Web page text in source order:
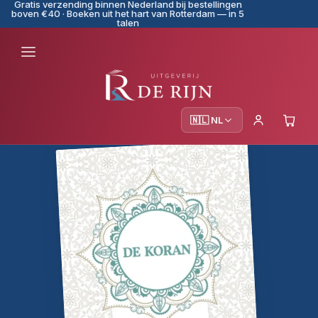
Gratis verzending binnen Nederland bij bestellingen
boven €40 · Boeken uit het hart van Rotterdam — in 5
talen
🇳🇱 NL